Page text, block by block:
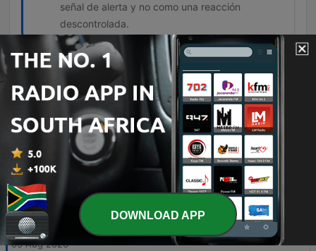
señal de alerta y no como una reacción
descontrolada.
He tenido diarreas más sólidas que tu
argumento.
01:12:26 · El locutor presenta una de las frases
cómicas diseñadas para desestimar un
argumento de forma sarcástica.
Episodes
9911 - La Corneta COMPLETA 5 de Agosto del 2026
En este episodio, los locutores exploran una serie de temas curiosos que van desde la administración de gatos en Palacio Nacional hasta las implicaciones biológicas del olfato y la tendencia de TikTok conocida como 'vabbing'. A través de un recorrido por datos geográficos, experimentos psicológicos sobre el complejo napoleónico y la ciencia detrás de los gases intestinales, se analizan comportamientos humanos y percepciones sociales. El programa también ofrece una sección de humor con un listado de frases ingeniosas para ganar discusiones, reflexionando sobre el manejo del enojo como una señal de alerta y la importancia de mantener la calma. El episodio concluye con reflexiones personales y analogías cómicas sobre las relaciones y la vida cotidiana.
05 Aug 2026
DOWNLOAD APP